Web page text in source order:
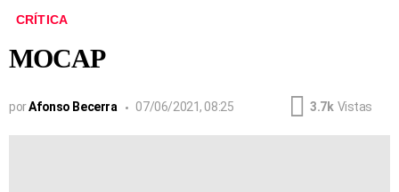
CRÍTICA
MOCAP
porAfonso Becerra 07/06/2021, 08:25 3.7k Vistas